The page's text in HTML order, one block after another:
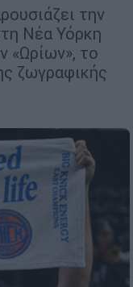
την
Νέα Υόρκη
«Ωρίων», το
ζωγραφικής